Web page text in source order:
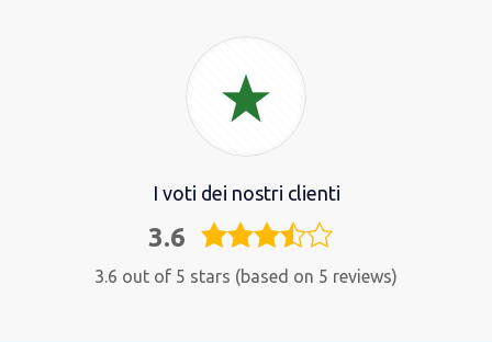
I voti dei nostri clienti
3.6
3,6
3.6 out of 5 stars (based on 5 reviews)